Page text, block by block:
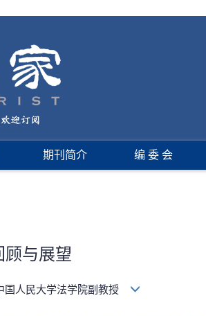
期刊简介 编 委 会
顾与展望
国人民大学法学院副教授